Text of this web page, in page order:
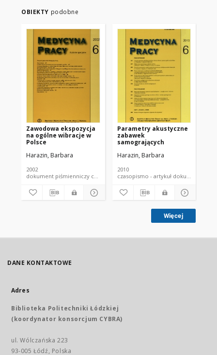
OBIEKTY podobne
Zawodowa ekspozycja
na ogólne wibracje w
Polsce
Harazin, Barbara
2002
dokument piśmienniczy czasopismo - artykuł
Parametry akustyczne
zabawek
samogrających
Harazin, Barbara
2010
czasopismo - artykuł
Więcej
DANE KONTAKTOWE
Adres
Biblioteka Politechniki Łódzkiej
(koordynator konsorcjum CYBRA)
ul. Wólczańska 223
93-005 Łódź, Polska